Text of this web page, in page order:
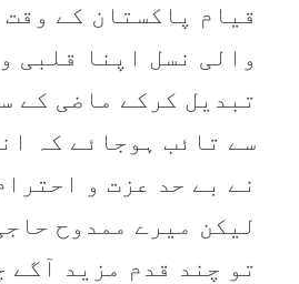
قیام پاکستان کے
والی نسل اپنا قلبی
تبدیل کرکے ماضی کے
سے تائب ہوجائے کہ
نے بے حد عزت و
لیکن میرے ممدوح
تو چند قدم مزید آگے